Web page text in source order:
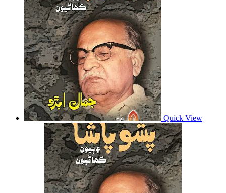
Quick View